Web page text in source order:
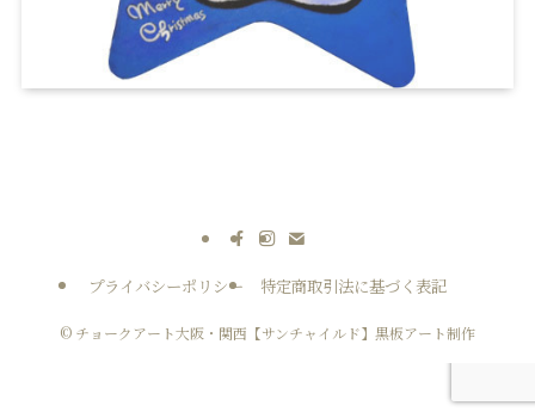
プライバシーポリシー 特定商取引法に基づく表記
© チョークアート大阪・関西【サンチャイルド】黒板アート制作